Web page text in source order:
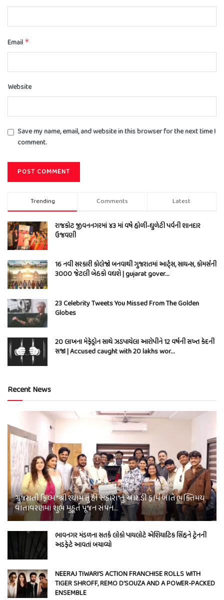
Email *
Website
Save my name, email, and website in this browser for the next time I
comment.
Trending Comments Latest
રાજકોટ જીવનનગરમાં ૪૩ માં વર્ષે હોળી-ધુળેટી પર્વની શાનદાર
ઉજવણી
16 નવી સરકારી કોલેજો બનવાથી ગુજરાતમાં આર્ટ્સ, સાયન્સ, કોમર્સની
3000 જેટલી બેઠકો વધશે | gujarat gover…
23 Celebrity Tweets You Missed From The Golden
Globes
20 લાખના મેફેડ્રોન સાથે ઝડપાયેલા આરોપીને 12 વર્ષની સખ્ત કેદની
સજા | Accused caught with 20 lakhs wor…
Recent News
ગુજરાતી ફિલ્મ “શ્રી શ્યામ તું હી સહારા”નું આર.ડી ફાર્મ ખાતે ભક્તિમય
વાતાવરણમાં શુભ મુહૂર્ત પૂજન સંપન…
ભાવનગર મંડળના સતર્ક લોકો પાયલોટે એશિયાટિક સિંહને ટ્રેનની
અડફેટે આવતાં બચાવ્યો
NEERAJ TIWARI’S ACTION FRANCHISE ROLLS WITH
TIGER SHROFF, REMO D’SOUZA AND A POWER-PACKED
ENSEMBLE